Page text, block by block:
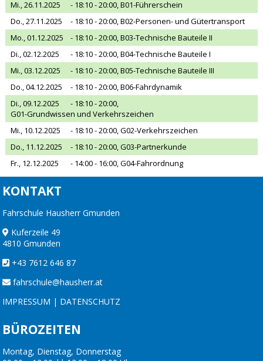
Mi., 26.11.2025
- 18:10 - 20:00,B01-Führerschein
Do., 27.11.2025
- 18:10 - 20:00,B02-Personen- und Gütertransport
Mo., 01.12.2025
- 18:10 - 20:00,B03-Technische Bauteile II
Di., 02.12.2025
- 18:10 - 20:00,B04-Technische Bauteile I
Mi., 03.12.2025
- 18:10 - 20:00,B05-Technische Bauteile III
Do., 04.12.2025
- 18:10 - 20:00,B06-Fahrdynamik
Di., 09.12.2025
- 18:10 - 20:00,
G01-Grundwissen und Verkehrszeichen
Mi., 10.12.2025
- 18:10 - 20:00,G02-Verkehrszeichen
Do., 11.12.2025
- 18:10 - 20:00,G03-Partnerkunde
Fr., 12.12.2025
- 14:00 - 16:00,G04-Fahrordnung
KONTAKT
Fahrschule Hausherr Gmunden
Kuferzeile 49
4810 Gmunden
+43 7612 646 87
fahrschule@hausherr.at
IMPRESSUM | DATENSCHUTZ
BÜROZEITEN
Montag, Dienstag, Donnerstag